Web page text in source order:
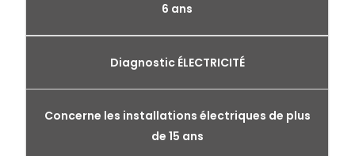
6 ans
Diagnostic ÉLECTRICITÉ
Concerne les installations électriques de plus
de 15 ans